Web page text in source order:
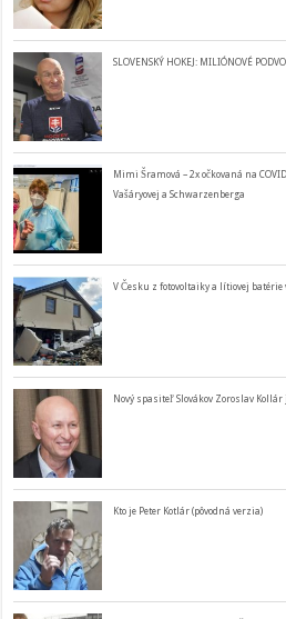
SLOVENSKÝ HOKEJ: MILIÓNOVÉ
Mimi Šramová – 2x očkovaná na
Vašáryovej a Schwarzenberga
V Česku z fotovoltaiky a lítiovej
Nový spasiteľ Slovákov Zoroslav
Kto je Peter Kotlár (pôvodná verzia)